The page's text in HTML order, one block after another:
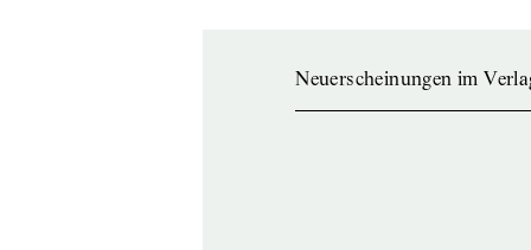
Neuerscheinungen im